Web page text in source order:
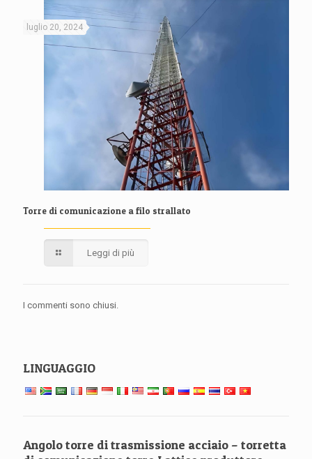
luglio 20, 2024
Torre di comunicazione a filo strallato
Leggi di più
I commenti sono chiusi.
LINGUAGGIO
Angolo torre di trasmissione acciaio – torretta